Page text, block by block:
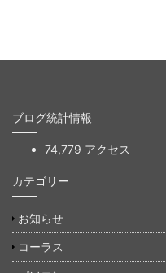
ブログ統計情報
74,779 アクセス
カテゴリー
お知らせ
コーラス